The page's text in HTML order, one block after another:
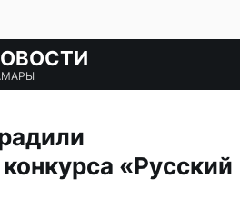
«Русский